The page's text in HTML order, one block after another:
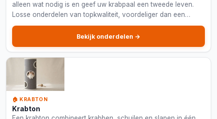
alleen wat nodig is en geef uw krabpaal een tweede leven.
Losse onderdelen van topkwaliteit, voordeliger dan een
volledig nieuwe krabpaal.
Bekijk onderdelen →
🏠 KRABTON
Krabton